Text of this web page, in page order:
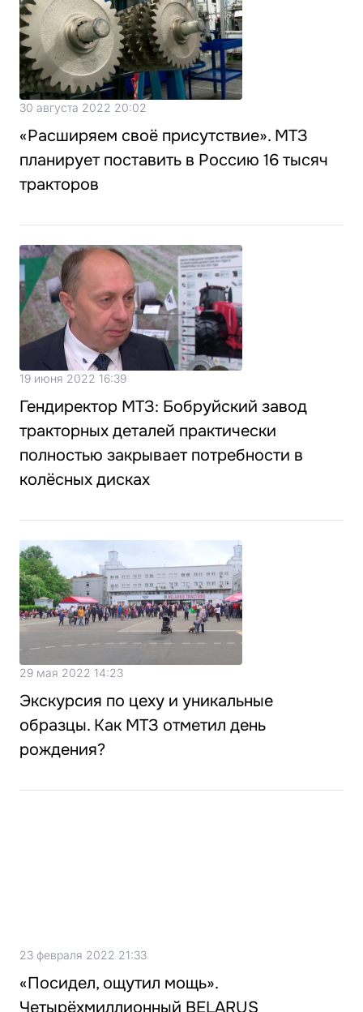
30 августа 2022 20:02
«Расширяем своё присутствие». МТЗ
планирует поставить в Россию 16 тысяч
тракторов
19 июня 2022 16:39
Гендиректор МТЗ: Бобруйский завод
тракторных деталей практически
полностью закрывает потребности в
колёсных дисках
29 мая 2022 14:23
Экскурсия по цеху и уникальные
образцы. Как МТЗ отметил день
рождения?
23 февраля 2022 21:33
«Посидел, ощутил мощь».
Четырёхмиллионный BELARUS